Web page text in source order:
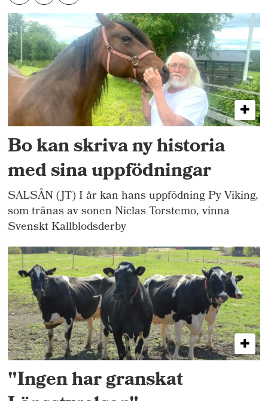
Bo kan skriva ny historia
med sina uppfödningar
SALSÅN (JT) I år kan hans uppfödning Py Viking,
som tränas av sonen Niclas Torstemo, vinna
Svenskt Kallblodsderby
"Ingen har granskat